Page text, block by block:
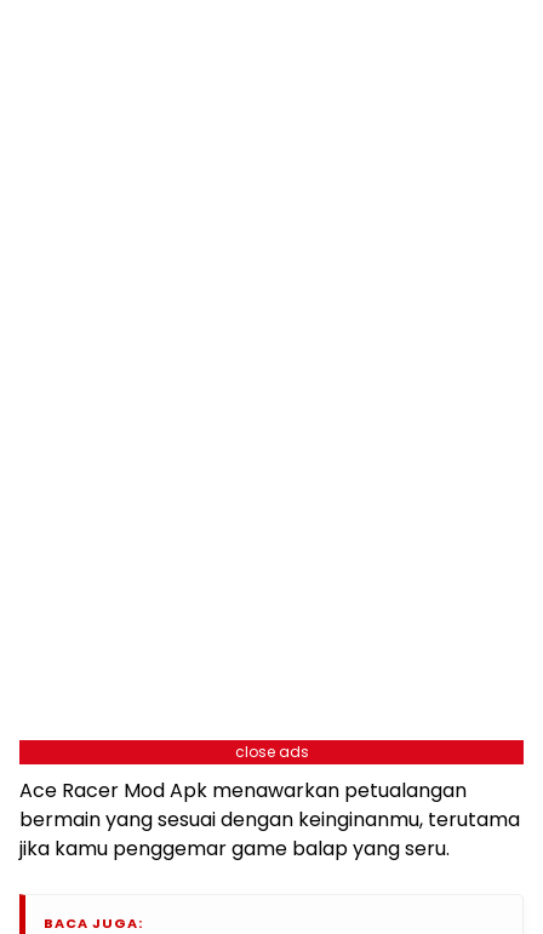
close ads
Ace Racer Mod Apk menawarkan petualangan
bermain yang sesuai dengan keinginanmu, terutama
jika kamu penggemar game balap yang seru.
BACA JUGA: